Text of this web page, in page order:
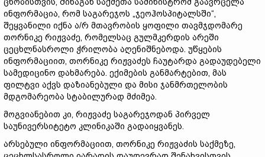
ინფორმაცია, რომ საგარეჯოს „ჯეოჰოსპიტალსში“,
შეყვანილი იქნა ა/რ მთავრობის ყოფილი თავმჯდომარე
თორნიკე რიჟვაძე, რომელსაც გულმკერდის არეში
ცეცხლნასროლი ჭრილობა აღენიშნებოდა. უწყების
ინფორმაციით, თორნიკე რიჟვაძეს ჩაუტარდა გადაუდებელი
სამედიცინო დახმარება. ექიმების განმარტებით, მას
ფილტვი აქვს დაზიანებული და მისი ჯანმრთელობის
მდგომარეობა სტაბილურად მძიმეა.
მოგვიანებით კი, რიჟვაძე საგარეჯოდან პირველ
საუნივერსიტეტო კლინიკაში გადაიყვანეს.
არსებული ინფორმაციით, თორნიკე რიჟვაძის საქმეზე,